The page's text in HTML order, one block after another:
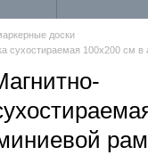
доски
100x200 см в